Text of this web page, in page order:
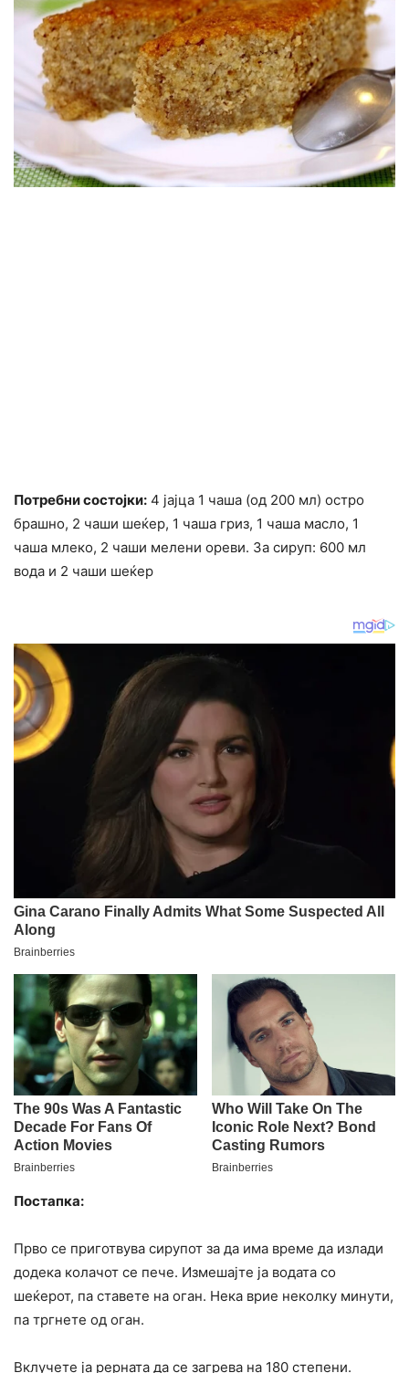
Потребни состојки: 4 јајца 1 чаша (од 200 мл) остро
брашно, 2 чаши шеќер, 1 чаша гриз, 1 чаша масло, 1
чаша млеко, 2 чаши мелени ореви. За сируп: 600 мл
вода и 2 чаши шеќер
Постапка:
Прво се приготвува сирупот за да има време да излади
додека колачот се пече. Измешајте ја водата со
шеќерот, па ставете на оган. Нека врие неколку минути,
па тргнете од оган.
Вклучете ја рерната да се загрева на 180 степени.